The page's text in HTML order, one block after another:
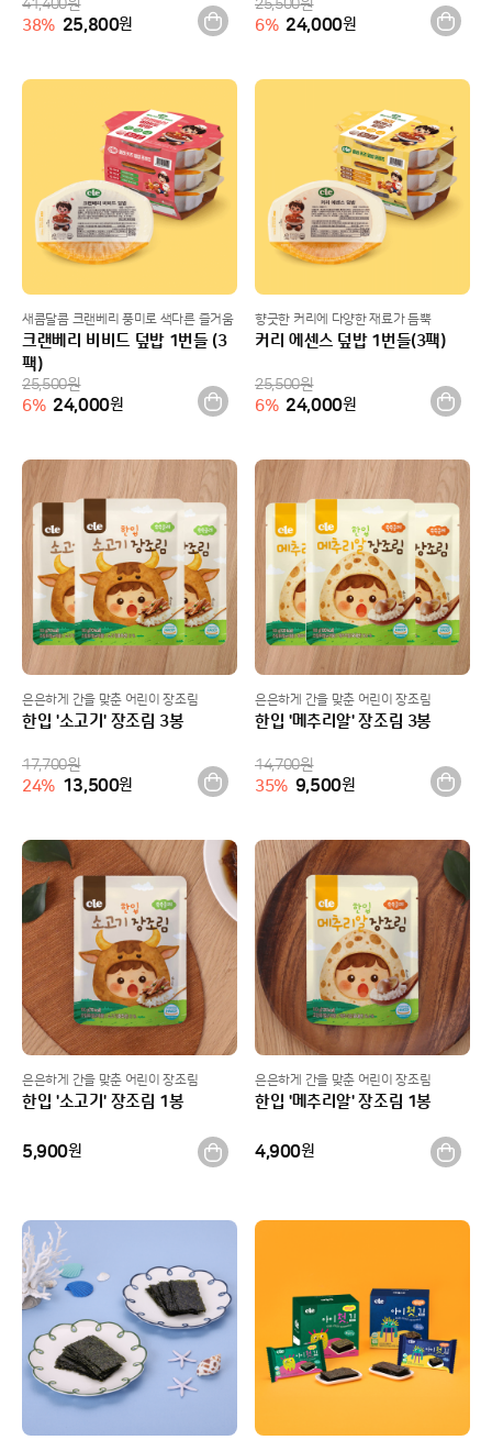
41,400원
38% 25,800원
25,500원
6% 24,000원
새콤달콤 크랜베리 풍미로 색다른 즐거움
크랜베리 비비드 덮밥 1번들 (3
팩)
25,500원
6% 24,000원
향긋한 커리에 다양한 재료가 듬뿍
커리 에센스 덮밥 1번들(3팩)
25,500원
6% 24,000원
은은하게 간을 맞춘 어린이 장조림
한입 '소고기' 장조림 3봉
17,700원
24% 13,500원
은은하게 간을 맞춘 어린이 장조림
한입 '메추리알' 장조림 3봉
14,700원
35% 9,500원
은은하게 간을 맞춘 어린이 장조림
한입 '소고기' 장조림 1봉
5,900원
은은하게 간을 맞춘 어린이 장조림
한입 '메추리알' 장조림 1봉
4,900원